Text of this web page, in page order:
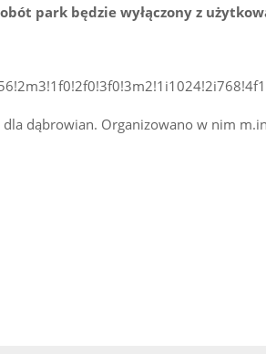
park będzie wyłączony z
dąbrowian. Organizowano w nim